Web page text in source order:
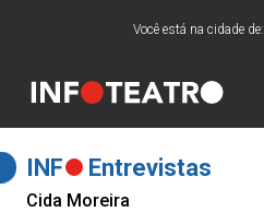
Você está na cidade de:
INF Entrevistas
Cida Moreira